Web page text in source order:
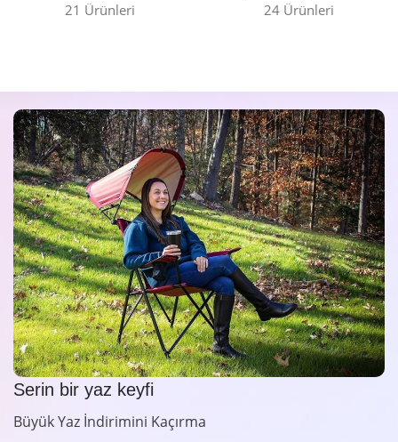
21 Ürünleri 24 Ürünleri
Serin bir yaz keyfi
Büyük Yaz İndirimini Kaçırma